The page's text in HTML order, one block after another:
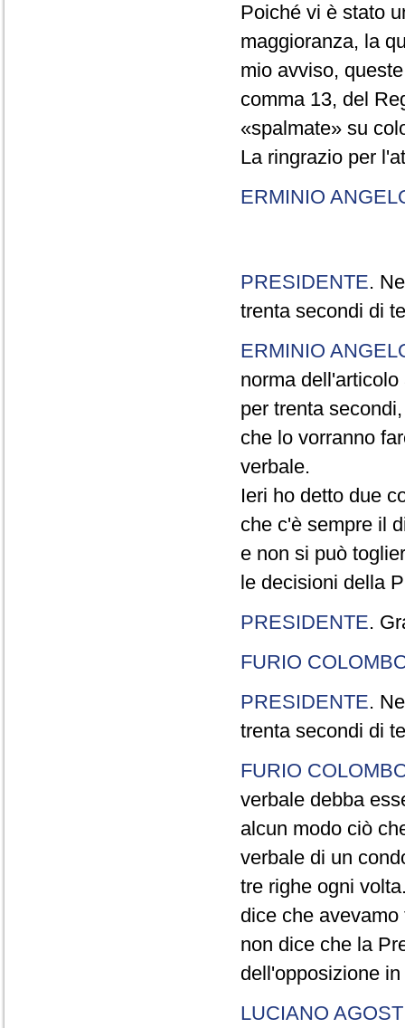
Poiché vi è stato
maggioranza, la
mio avviso,
comma 13, del
«spalmate» su
La ringrazio per
ERMINIO
PRESIDENTE.
trenta secondi di
ERMINIO
norma
per trenta
che lo vorranno
verbale.
Ieri ho detto due
che c'è sempre il
e non si può
le decisioni della
PRESIDENTE.
FURIO
PRESIDENTE.
trenta secondi di
FURIO
verbale debba
alcun modo ciò
verbale di un
tre righe ogni
dice che
non dice che la
dell'opposizione
LUCIANO